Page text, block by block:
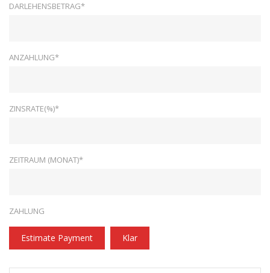
DARLEHENSBETRAG*
ANZAHLUNG*
ZINSRATE(%)*
ZEITRAUM (MONAT)*
ZAHLUNG
Estimate Payment Klar